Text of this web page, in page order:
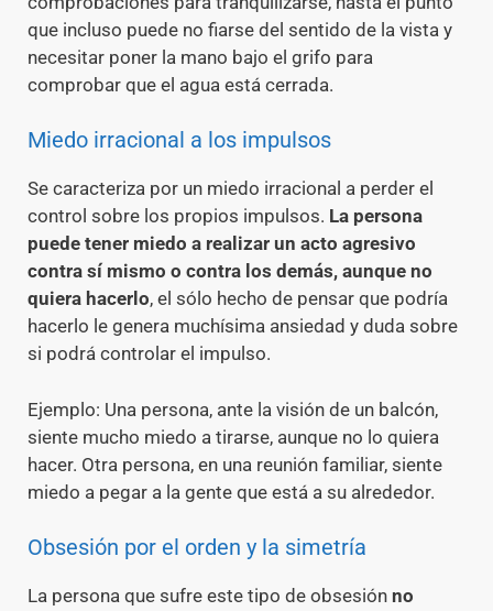
que incluso puede no fiarse del sentido de la vista y
necesitar poner la mano bajo el grifo para
comprobar que el agua está cerrada.
Miedo irracional a los impulsos
Se caracteriza por un miedo irracional a perder el
control sobre los propios impulsos. La persona
puede tener miedo a realizar un acto agresivo
contra sí mismo o contra los demás, aunque no
quiera hacerlo, el sólo hecho de pensar que podría
hacerlo le genera muchísima ansiedad y duda sobre
si podrá controlar el impulso.
Ejemplo: Una persona, ante la visión de un balcón,
siente mucho miedo a tirarse, aunque no lo quiera
hacer. Otra persona, en una reunión familiar, siente
miedo a pegar a la gente que está a su alrededor.
Obsesión por el orden y la simetría
La persona que sufre este tipo de obsesión no